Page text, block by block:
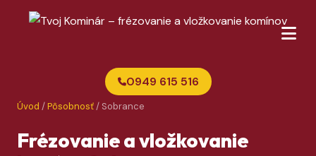
0949 615 516
Úvod /Pôsobnosť/ Sobrance
Frézovanie a vložkovanie